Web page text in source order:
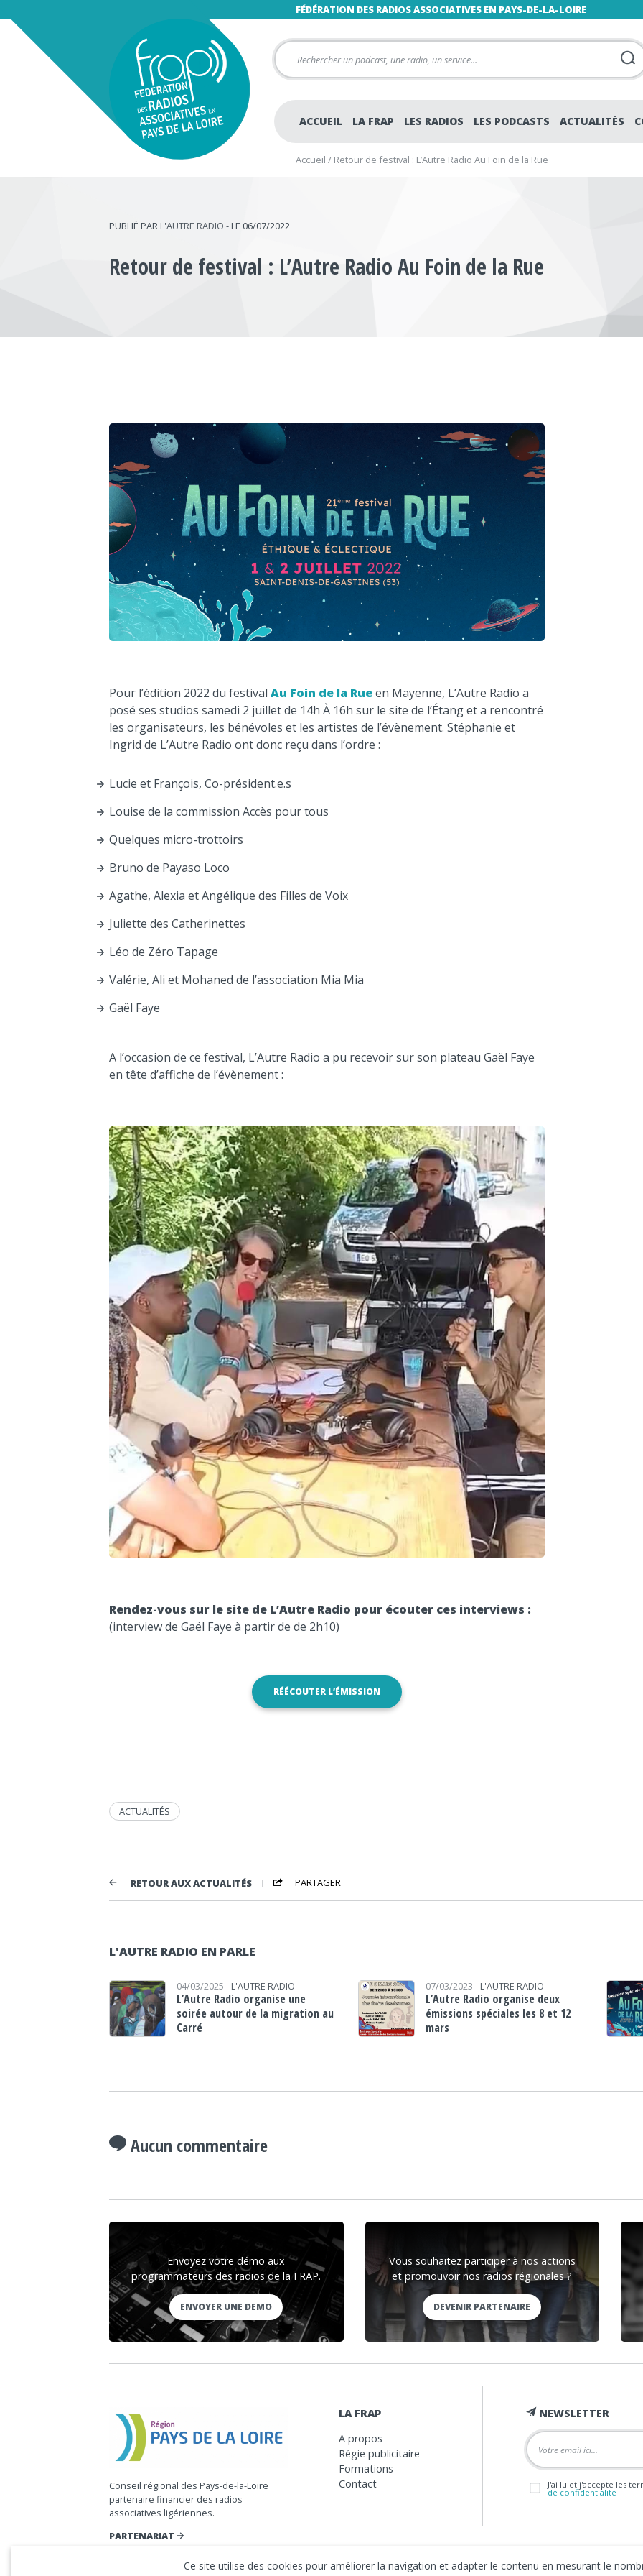
FÉDÉRATION DES RADIOS ASSOCIATIVES EN PAYS-DE-LA-LOIRE
ACCUEIL LA FRAP LES RADIOS LES PODCASTS ACTUALITÉS
Accueil / Retour de festival : L’Autre Radio Au Foin de la Rue
PUBLIÉ PAR L'AUTRE RADIO - LE 06/07/2022
Retour de festival : L’Autre Radio Au Foin de la Rue
Pour l’édition 2022 du festival Au Foin de la Rueen Mayenne, L’Autre Radio a
posé ses studios samedi 2 juillet de 14h À 16h sur le site de l’Étang et a rencontré
les organisateurs, les bénévoles et les artistes de l’évènement. Stéphanie et
Ingrid de L’Autre Radio ont donc reçu dans l’ordre :
Lucie et François, Co-président.e.s
Louise de la commission Accès pour tous
Quelques micro-trottoirs
Bruno de Payaso Loco
Agathe, Alexia et Angélique des Filles de Voix
Juliette des Catherinettes
Léo de Zéro Tapage
Valérie, Ali et Mohaned de l’association Mia Mia
Gaël Faye
A l’occasion de ce festival, L’Autre Radio a pu recevoir sur son plateau Gaël Faye
en tête d’affiche de l’évènement :
Rendez-vous sur le site de L’Autre Radio pour écouter ces interviews :
(interview de Gaël Faye à partir de de 2h10)
RÉÉCOUTER L’ÉMISSION
ACTUALITÉS
RETOUR AUX ACTUALITÉS PARTAGER
L'AUTRE RADIO EN PARLE
04/03/2025 - L'AUTRE RADIO
L’Autre Radio organise une
soirée autour de la migration au
Carré
07/03/2023 - L'AUTRE RADIO
L’Autre Radio organise deux
émissions spéciales les 8 et 12
mars
Aucun commentaire
Envoyez votre démo aux
programmateurs des radios de la FRAP.
ENVOYER UNE DEMO
Vous souhaitez participer à nos actions
et promouvoir nos radios régionales ?
DEVENIR PARTENAIRE
Conseil régional des Pays-de-la-Loire
partenaire financier des radios
associatives ligériennes.
PARTENARIAT
LA FRAP
A propos
Régie publicitaire
Formations
Contact
NEWSLETTER
J'ai lu et j'accepte les
de confidentialité
Ce site utilise des cookies pour améliorer la navigation et adapter le contenu en mesurant le